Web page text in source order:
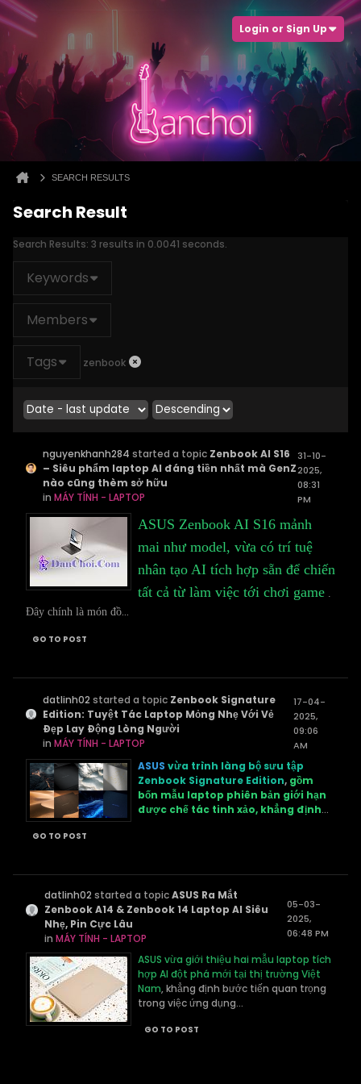
Login or Sign Up
SEARCH RESULTS
Search Result
Search Results: 3 results in 0.0041 seconds.
Keywords
Members
Tags zenbook
nguyenkhanh284 started a topic Zenbook AI S16
– Siêu phẩm laptop AI đáng tiền nhất mà GenZ
nào cũng thèm sở hữu
in MÁY TÍNH - LAPTOP
31-10-
2025,
08:31
PM
ASUS Zenbook AI S16 mảnh
mai như model, vừa có trí tuệ
nhân tạo AI tích hợp sẵn để chiến
tất cả từ làm việc tới chơi game .
Đây chính là món đồ...
GO TO POST
datlinh02 started a topic Zenbook Signature
Edition: Tuyệt Tác Laptop Mỏng Nhẹ Với Vẻ
Đẹp Lay Động Lòng Người
inMÁY TÍNH - LAPTOP
17-04-
2025,
09:06
AM
ASUS vừa trình làng bộ sưu tập
Zenbook Signature Edition, gồm
bốn mẫu laptop phiên bản giới hạn
được chế tác tinh xảo, khẳng định...
GO TO POST
datlinh02 started a topicASUS Ra Mắt
Zenbook A14 & Zenbook 14 Laptop AI Siêu
Nhẹ, Pin Cực Lâu
inMÁY TÍNH - LAPTOP
05-03-
2025,
06:48 PM
ASUS vừa giới thiệu hai mẫu laptop tích
hợp AI đột phá mới tại thị trường Việt
Nam, khẳng định bước tiến quan trọng
trong việc ứng dụng...
GO TO POST